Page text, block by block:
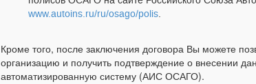
www.autoins.ru/ru/osago/polis.
Кроме того, после заключения договора Вы можете
организацию и получить подтверждение о внесении
автоматизированную систему (АИС ОСАГО).